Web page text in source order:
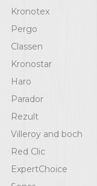
Kronotex
Pergo
Classen
Kronostar
Haro
Parador
Rezult
Villeroy and boch
Red Clic
ExpertChoice